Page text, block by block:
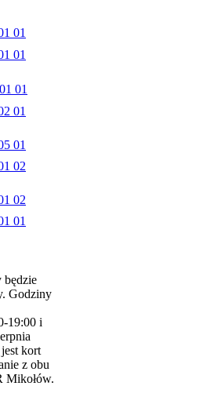
będzie
Godziny
19:00 i
kort
z obu
Mikołów.